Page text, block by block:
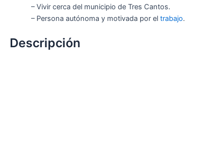
– Vivir cerca del municipio de Tres Cantos.
– Persona autónoma y motivada por el trabajo.
Descripción